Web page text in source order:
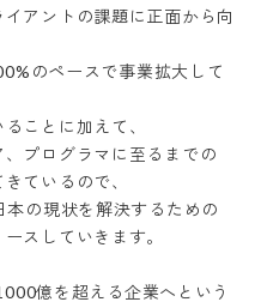
アントの課題に正面から向
のペースで事業拡大して
ことに加えて、
プログラマに至るまでの
ているので、
の現状を解決するための
スしていきます。
億を超える企業へという